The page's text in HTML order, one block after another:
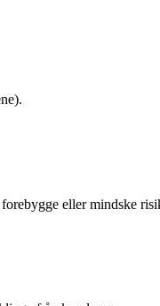
eller mindske